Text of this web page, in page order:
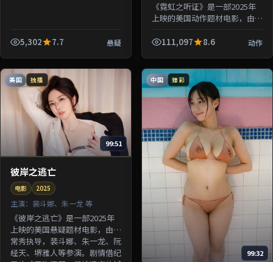
5,302 7.7 悬疑
《霓虹之听证》是一部2025年
上映的美国动作题材电影，由钟
濑遥、沈腾等参演。剧情围绕一
111,097 8.6 动作
美国 独播
99:51
彼岸之逃亡
电影 2025
主演： 裴斗娜、朱一龙 等
《彼岸之逃亡》是一部2025年
上映的美国悬疑题材电影，由洪
常秀执导，裴斗娜、朱一龙、阮
经天、堺雅人等参演。剧情借纪
中国 臻彩
99:32